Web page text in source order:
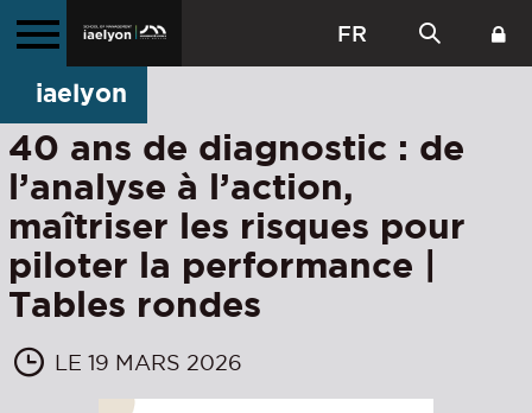
FR
iaelyon
40 ans de diagnostic : de
l’analyse à l’action,
maîtriser les risques pour
piloter la performance |
Tables rondes
LE 19 MARS 2026